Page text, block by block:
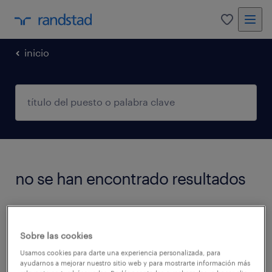
0
inicio
no se han encontrado resultados
estos filtros. Podés intentar modificar los
filtros aplicados para obtener más resultados.
Sobre las cookies
Usamos cookies para darte una experiencia personalizada, para
ayudarnos a mejorar nuestro sitio web y para mostrarte información más